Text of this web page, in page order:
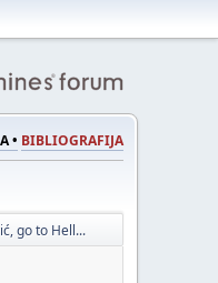
• BIBLIOGRAFIJA
go to Hell...